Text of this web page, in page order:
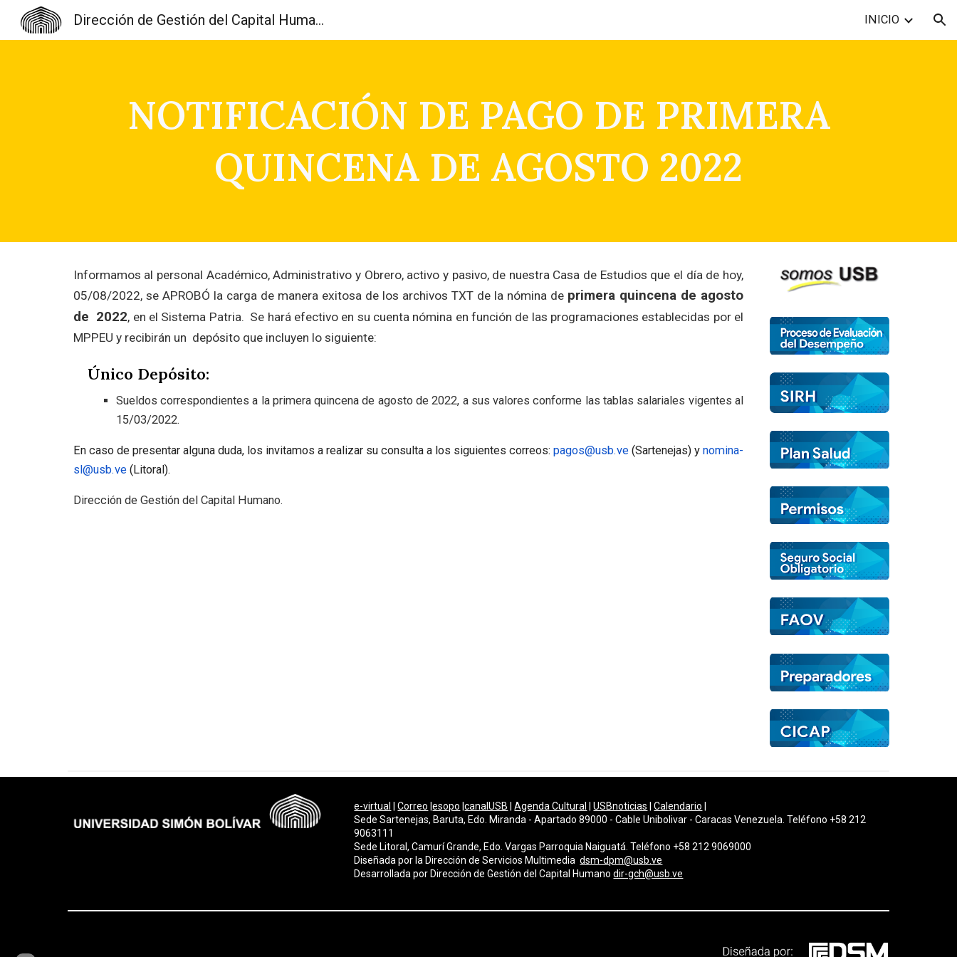
Skip to main content
Dirección de Gestión del Capital Humano INICIO
NOTIFICACIÓN DE PAGO DE PRIMERA
QUINCENA DE AGOSTO 2022
Informamos al personal Académico, Administrativo y Obrero, activo y pasivo, de nuestra Casa de Estudios que el día de hoy,
05/08/2022, se APROBÓ la carga de manera exitosa de los archivos TXT de la nómina de primera quincena de agosto
de 2022, en el Sistema Patria. Se hará efectivo en su cuenta nómina en función de las programaciones establecidas por el
MPPEU y recibirán un depósito que incluyen lo siguiente:
Único Depósito:
Sueldos correspondientes a la primera quincena de agosto de 2022, a sus valores conforme las tablas salariales vigentes al
15/03/2022.
En caso de presentar alguna duda, los invitamos a realizar su consulta a los siguientes correos: pagos@usb.ve(Sartenejas) y nomina-
sl@usb.ve(Litoral).
Dirección de Gestión del Capital Humano.
e-virtual |Correo |esopo |canalUSB |Agenda Cultural |USBnoticias |Calendario
Sede Sartenejas, Baruta, Edo. Miranda - Apartado 89000 - Cable Unibolivar - Caracas Venezuela. Teléfono +58 212
9063111
Sede Litoral, Camurí Grande, Edo. Vargas Parroquia Naiguatá. Teléfono +58 212 9069000
Diseñada por la Dirección de Servicios Multimediadsm-dpm@usb.ve
Desarrollada por Dirección de Gestión del Capital Humano dir-gch@usb.ve